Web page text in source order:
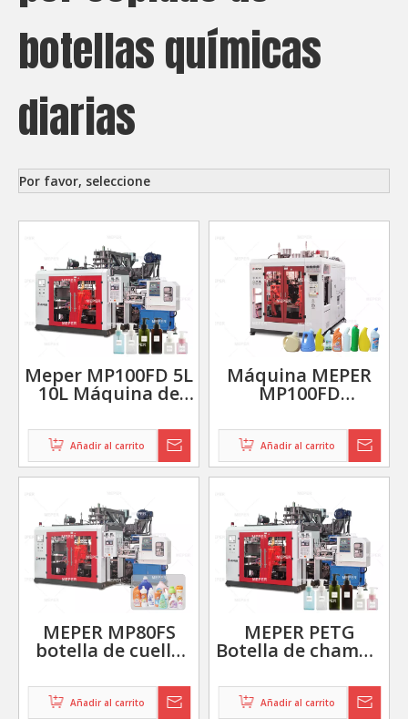
botellas químicas
diarias
Por favor, seleccione
Meper MP100FD 5L
10L Máquina de
soplado de
extrusión para
botella cosmética
Añadir al carrito
Máquina MEPER
MP100FD
automática 3
capas 10L 20L
plástico pe hdpe
evoh extrusión
máquina de
moldeo por
soplado
Añadir al carrito
MEPER MP80FS
botella de cuello
botellas de lavado
máquina de
Añadir al carrito
MEPER PETG
Botella de champú
Máquina de
fabricación de
Añadir al carrito